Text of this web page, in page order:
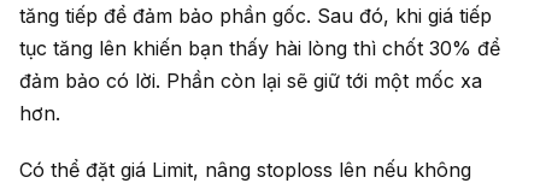
tăng tiếp để đảm bảo phần gốc. Sau đó, khi giá tiếp
tục tăng lên khiến bạn thấy hài lòng thì chốt 30% để
đảm bảo có lời. Phần còn lại sẽ giữ tới một mốc xa
hơn.
Có thể đặt giá Limit, nâng stoploss lên nếu không